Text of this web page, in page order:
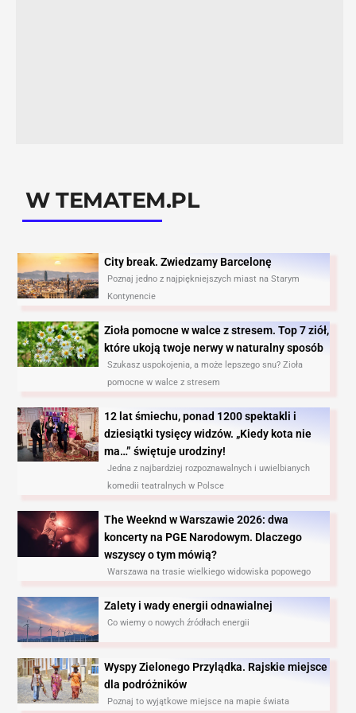
W TEMATEM.PL
City break. Zwiedzamy Barcelonę​
Poznaj jedno z najpiękniejszych miast na Starym
Kontynencie
Zioła pomocne w walce z stresem. Top 7 ziół,
które ukoją twoje nerwy w naturalny sposób
Szukasz uspokojenia, a może lepszego snu? Zioła
pomocne w walce z stresem
12 lat śmiechu, ponad 1200 spektakli i
dziesiątki tysięcy widzów. „Kiedy kota nie
ma…” świętuje urodziny!
Jedna z najbardziej rozpoznawalnych i uwielbianych
komedii teatralnych w Polsce
The Weeknd w Warszawie 2026: dwa
koncerty na PGE Narodowym. Dlaczego
wszyscy o tym mówią?
Warszawa na trasie wielkiego widowiska popowego
Zalety i wady energii odnawialnej
Co wiemy o nowych źródłach energii
Wyspy Zielonego Przylądka. Rajskie miejsce
dla podróżników
Poznaj to wyjątkowe miejsce na mapie świata